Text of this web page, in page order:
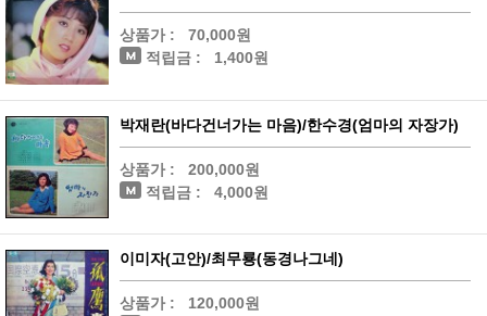
상품가 :
70,000원
적립금 :
1,400원
박재란(바다건너가는 마음)/한수경(엄마의 자장가)
상품가 :
200,000원
적립금 :
4,000원
이미자(고안)/최무룡(동경나그네)
상품가 :
120,000원